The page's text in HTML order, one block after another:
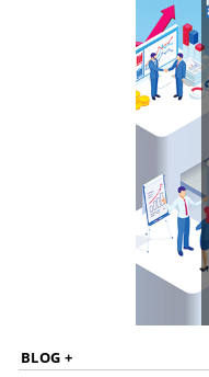
BLOG +